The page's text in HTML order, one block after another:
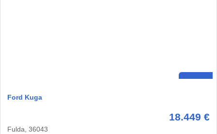
Ford Kuga
18.449 €
Fulda, 36043